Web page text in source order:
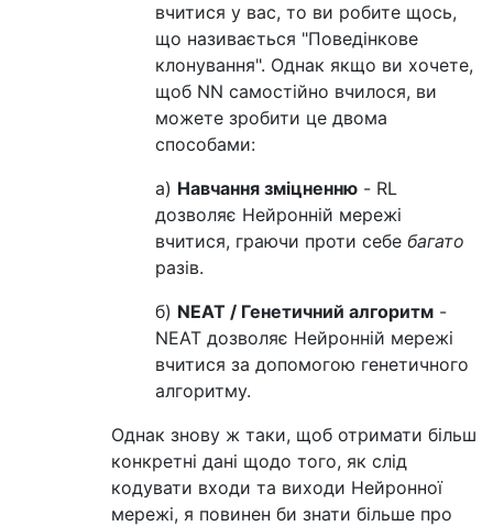
вчитися у вас, то ви робите щось,
що називається "Поведінкове
клонування". Однак якщо ви хочете,
щоб NN самостійно вчилося, ви
можете зробити це двома
способами:
a) Навчання зміцненню - RL
дозволяє Нейронній мережі
вчитися, граючи проти себе багато
разів.
б) NEAT / Генетичний алгоритм -
NEAT дозволяє Нейронній мережі
вчитися за допомогою генетичного
алгоритму.
Однак знову ж таки, щоб отримати більш
конкретні дані щодо того, як слід
кодувати входи та виходи Нейронної
мережі, я повинен би знати більше про